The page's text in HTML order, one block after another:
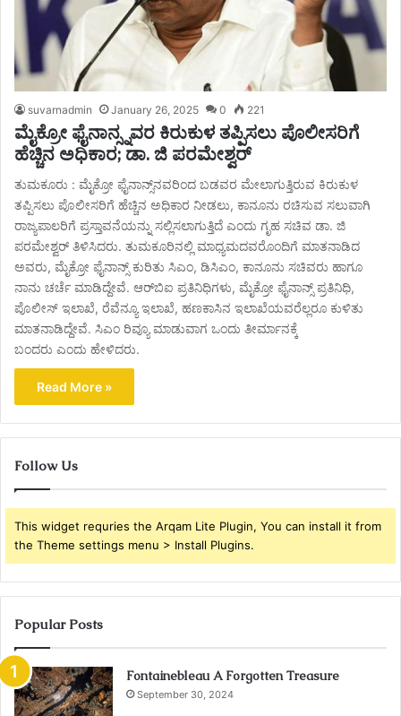
suvarnadmin January 26, 2025 0 221
ಮೈಕ್ರೋ ಫೈನಾನ್ಸ್ನವರ ಕಿರುಕುಳ ತಪ್ಪಿಸಲು ಪೊಲೀಸರಿಗೆ
ಹೆಚ್ಚಿನ ಅಧಿಕಾರ; ಡಾ. ಜಿ ಪರಮೇಶ್ವರ್
ತುಮಕೂರು : ಮೈಕ್ರೋ ಫೈನಾನ್ಸ್​ನವರಿಂದ ಬಡವರ ಮೇಲಾಗುತ್ತಿರುವ ಕಿರುಕುಳ
ತಪ್ಪಿಸಲು ಪೊಲೀಸರಿಗೆ ಹೆಚ್ಚಿನ ಅಧಿಕಾರ ನೀಡಲು, ಕಾನೂನು ರಚಿಸುವ ಸಲುವಾಗಿ
ರಾಜ್ಯಪಾಲರಿಗೆ ಪ್ರಸ್ತಾವನೆಯನ್ನು ಸಲ್ಲಿಸಲಾಗುತ್ತಿದೆ ಎಂದು ಗೃಹ ಸಚಿವ ಡಾ. ಜಿ
ಪರಮೇಶ್ವರ್ ತಿಳಿಸಿದರು. ತುಮಕೂರಿನಲ್ಲಿ ಮಾಧ್ಯಮದವರೊಂದಿಗೆ ಮಾತನಾಡಿದ
ಅವರು, ಮೈಕ್ರೋ ಫೈನಾನ್ಸ್​ ಕುರಿತು ಸಿಎಂ, ಡಿಸಿಎಂ, ಕಾನೂನು ಸಚಿವರು ಹಾಗೂ
ನಾನು ಚರ್ಚೆ ಮಾಡಿದ್ದೇವೆ. ಆರ್​ಬಿಐ ಪ್ರತಿನಿಧಿಗಳು, ಮೈಕ್ರೋ ಫೈನಾನ್ಸ್ ಪ್ರತಿನಿಧಿ,
ಪೊಲೀಸ್ ಇಲಾಖೆ, ರೆವೆನ್ಯೂ ಇಲಾಖೆ, ಹಣಕಾಸಿನ ಇಲಾಖೆಯವರೆಲ್ಲರೂ ಕುಳಿತು
ಮಾತನಾಡಿದ್ದೇವೆ. ಸಿಎಂ ರಿವ್ಯೂ ಮಾಡುವಾಗ ಒಂದು ತೀರ್ಮಾನಕ್ಕೆ
ಬಂದರು ಎಂದು ಹೇಳಿದರು.
Read More »
Follow Us
This widget requries the Arqam Lite Plugin, You can install it from
the Theme settings menu > Install Plugins.
Popular Posts
Fontainebleau A Forgotten Treasure
September 30, 2024